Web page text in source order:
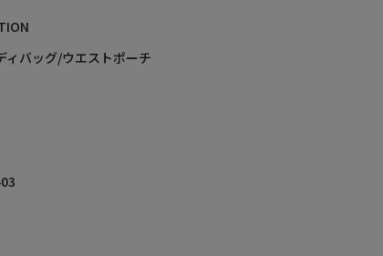
ィバッグ/ウエストポーチ